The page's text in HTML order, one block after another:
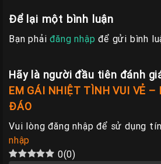
Để lại một bình luận
Bạn phảiđăng nhập để gửi bình
Hãy là người đầu tiên đánh
EM GÁI NHIỆT TÌNH VUI VẺ –
ĐÁO
Vui lòng đăng nhập để sử dụng
nhập
0(0)